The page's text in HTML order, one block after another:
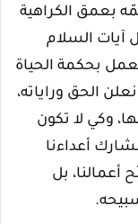
بعمق الكراهية
آيات السلام
بحكمة الحياة
الحق وراياته،
وكي لا تكون
أعداءنا
بل